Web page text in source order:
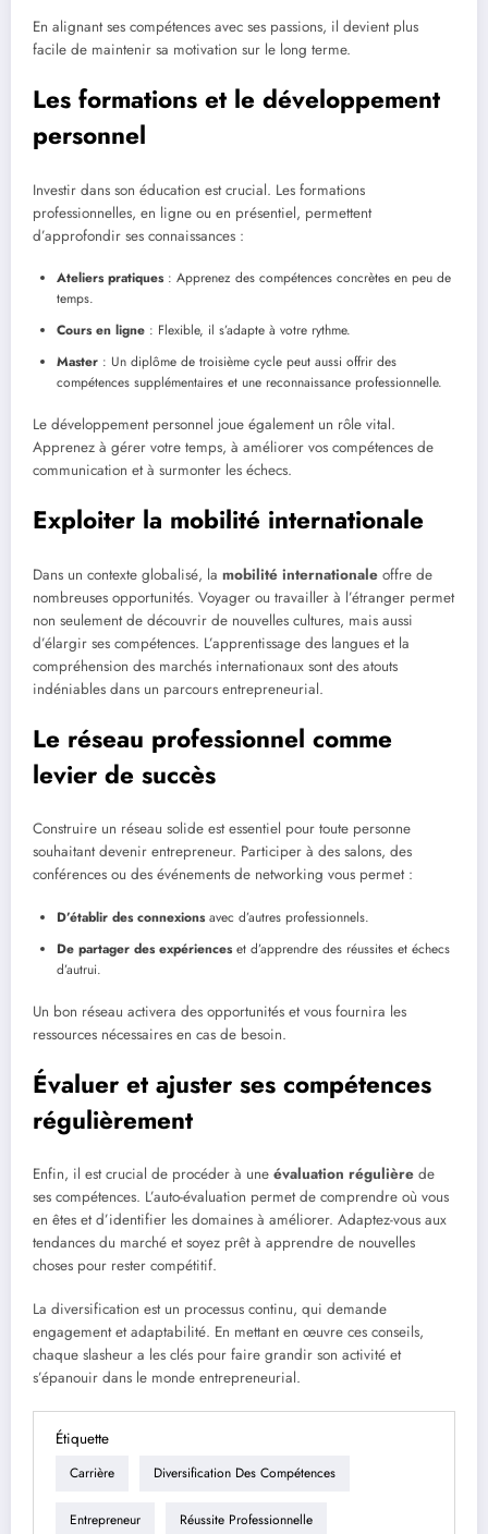
En alignant ses compétences avec ses passions, il devient plus
facile de maintenir sa motivation sur le long terme.
Les formations et le développement
personnel
Investir dans son éducation est crucial. Les formations
professionnelles, en ligne ou en présentiel, permettent
d’approfondir ses connaissances :
Ateliers pratiques: Apprenez des compétences concrètes en peu de
temps.
Cours en ligne : Flexible, il s’adapte à votre rythme.
Master : Un diplôme de troisième cycle peut aussi offrir des
compétences supplémentaires et une reconnaissance professionnelle.
Le développement personnel joue également un rôle vital.
Apprenez à gérer votre temps, à améliorer vos compétences de
communication et à surmonter les échecs.
Exploiter la mobilité internationale
Dans un contexte globalisé, la mobilité internationale offre de
nombreuses opportunités. Voyager ou travailler à l’étranger permet
non seulement de découvrir de nouvelles cultures, mais aussi
d’élargir ses compétences. L’apprentissage des langues et la
compréhension des marchés internationaux sont des atouts
indéniables dans un parcours entrepreneurial.
Le réseau professionnel comme
levier de succès
Construire un réseau solide est essentiel pour toute personne
souhaitant devenir entrepreneur. Participer à des salons, des
conférences ou des événements de networking vous permet :
D’établir des connexionsavec d’autres professionnels.
De partager des expérienceset d’apprendre des réussites et échecs
d’autrui.
Un bon réseau activera des opportunités et vous fournira les
ressources nécessaires en cas de besoin.
Évaluer et ajuster ses compétences
régulièrement
Enfin, il est crucial de procéder à une évaluation régulière de
ses compétences. L’auto-évaluation permet de comprendre où vous
en êtes et d’identifier les domaines à améliorer. Adaptez-vous aux
tendances du marché et soyez prêt à apprendre de nouvelles
choses pour rester compétitif.
La diversification est un processus continu, qui demande
engagement et adaptabilité. En mettant en œuvre ces conseils,
chaque slasheur a les clés pour faire grandir son activité et
s’épanouir dans le monde entrepreneurial.
Étiquette
Carrière Diversification Des Compétences
Entrepreneur Réussite Professionnelle